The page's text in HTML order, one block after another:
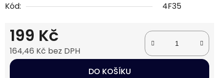
Kód:
4F35
199 Kč
164,46 Kč bez DPH
Měrná cena:
DO KOŠÍKU